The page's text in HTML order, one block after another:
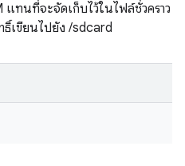
ทนที่จะจัดเก็บไว้ในไฟล์ชั่วคราว
เขียนไปยัง /sdcard